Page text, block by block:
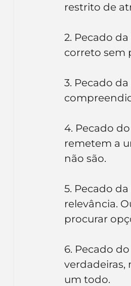
restrito de
2. Pecado
correto sem
3. Pecado
4. Pecado
remetem a
não são.
5. Pecado
relevância.
procurar
6. Pecado
verdadeiras,
um todo.